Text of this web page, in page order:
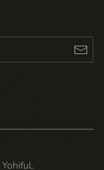
Yohiful.